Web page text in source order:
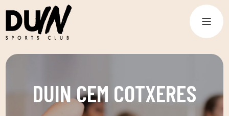
DUIN CEM COTXERES